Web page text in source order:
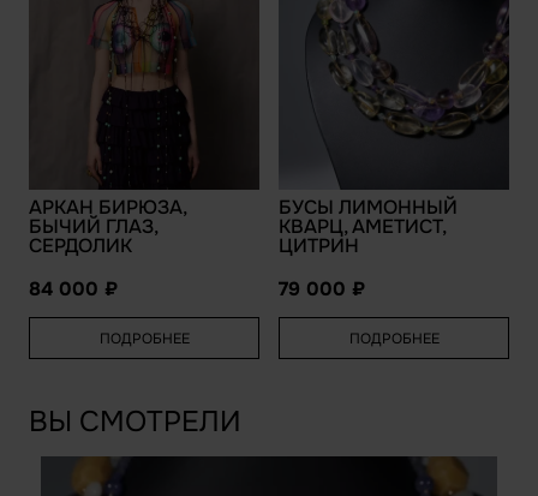
АРКАН БИРЮЗА,
БЫЧИЙ ГЛАЗ,
СЕРДОЛИК
84 000
ПОДРОБНЕЕ
БУСЫ ЛИМОННЫЙ
КВАРЦ, АМЕТИСТ,
ЦИТРИН
79 000
ПОДРОБНЕЕ
ВЫ СМОТРЕЛИ